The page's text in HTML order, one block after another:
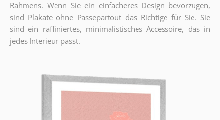
Rahmens. Wenn Sie ein einfacheres Design bevorzugen,
sind Plakate ohne Passepartout das Richtige für Sie. Sie
sind ein raffiniertes, minimalistisches Accessoire, das in
jedes Interieur passt.